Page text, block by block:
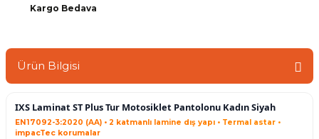
Kargo Bedava
Ürün Bilgisi
IXS Laminat ST Plus Tur Motosiklet Pantolonu Kadın Siyah
EN17092-3:2020 (AA) • 2 katmanlı lamine dış yapı • Termal astar •
impacTec korumalar